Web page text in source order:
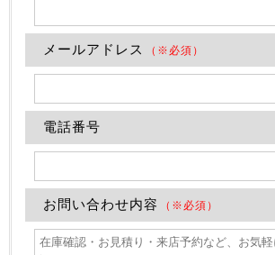
メールアドレス （※必須）
電話番号
お問い合わせ内容 （※必須）